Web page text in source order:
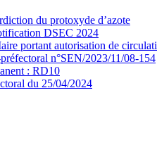
du protoxyde d’azote
DSEC 2024
portant autorisation de
n°SEN/2023/11/08-154
: RD10
du 25/04/2024